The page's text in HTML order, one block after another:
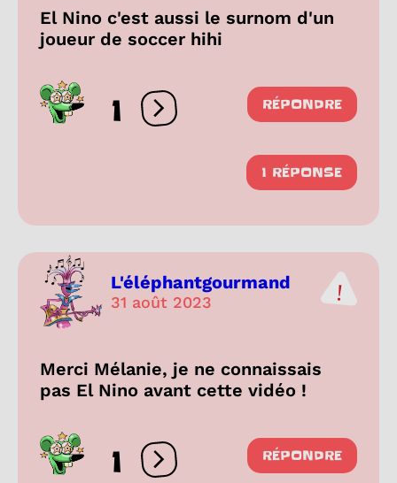
El Nino c'est aussi le surnom d'un
joueur de soccer hihi
1 Ouvrir les réactions
RÉPONDRE
1 RÉPONSE
L'éléphantgourmand
31 août 2023
Merci Mélanie, je ne connaissais
pas El Nino avant cette vidéo !
1 Ouvrir les réactions
RÉPONDRE